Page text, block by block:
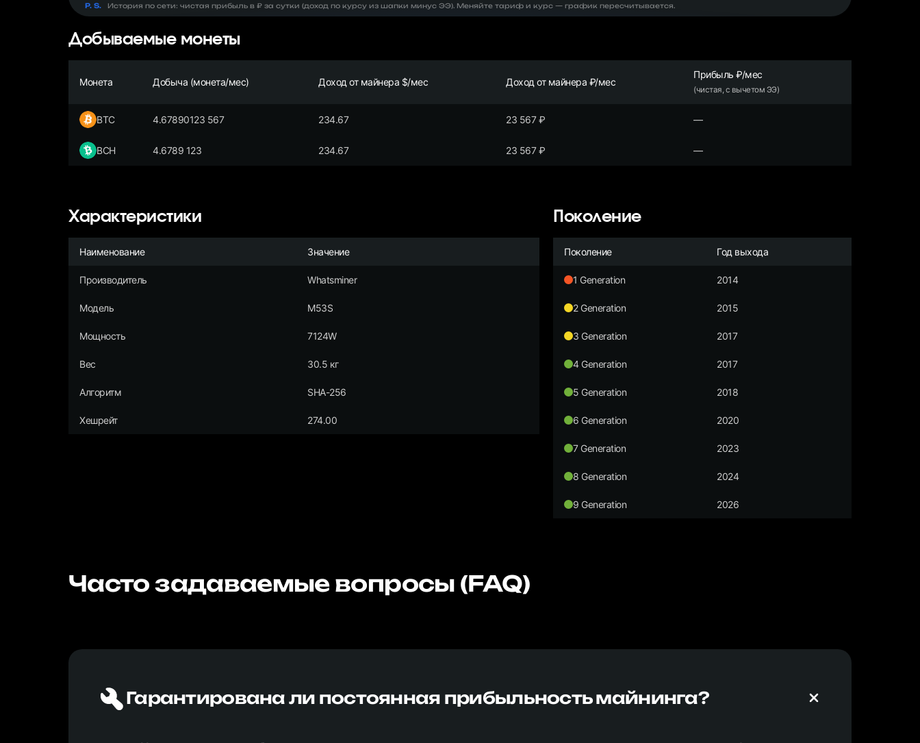
P. S. История по сети: чистая прибыль в ₽ за сутки (доход по курсу из шапки минус ЭЭ). Меняйте тариф и курс — график пересчитывается.
Добываемые монеты
Монета Добыча (монета/мес) Доход от майнера $/мес Доход от майнера ₽/мес
Прибыль ₽/мес
(чистая, с вычетом ЭЭ)
BTC 4.67890123 567 234.67 23 567₽ —
BCH 4.6789 123 234.67 23 567₽ —
Характеристики
Наименование Значение
Производитель Whatsminer
Модель M53S
Мощность 7124W
Вес 30.5 кг
Алгоритм SHA-256
Хешрейт 274.00
Поколение
Поколение Год выхода
1 Generation 2014
2 Generation 2015
3 Generation 2017
4 Generation 2017
5 Generation 2018
6 Generation 2020
7 Generation 2023
8 Generation 2024
9 Generation 2026
Часто задаваемые вопросы (FAQ)
Гарантирована ли постоянная прибыльность майнинга?